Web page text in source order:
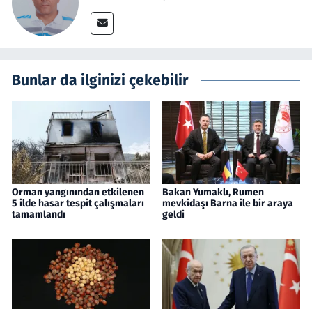
Bunlar da ilginizi çekebilir
Orman yangınından etkilenen
5 ilde hasar tespit çalışmaları
tamamlandı
Bakan Yumaklı, Rumen
mevkidaşı Barna ile bir araya
geldi